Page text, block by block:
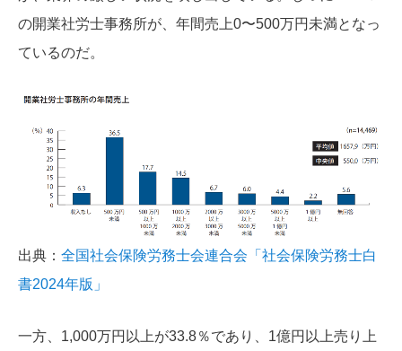
の開業社労士事務所が、年間売上0〜500万円未満となっ
ているのだ。
出典： 全国社会保険労務士会連合会「社会保険労務士白
書2024年版」
一方、1,000万円以上が33.8％であり、1億円以上売り上